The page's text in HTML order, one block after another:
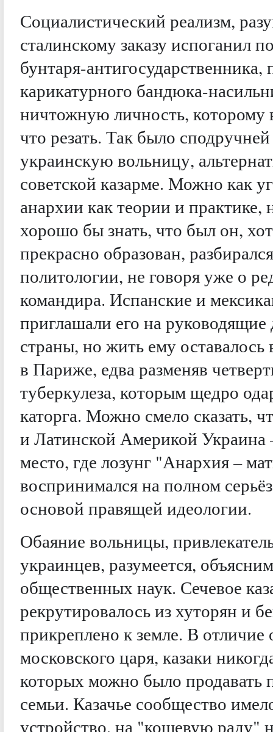
Социалистический реализм,
сталинскому заказу испоганил
бунтаря-антигосударственника,
карикатурного бандюка-
ничтожную личность, которому
что резать. Так было
украинскую вольницу,
советской казарме. Можно как
анархии как теории и
хорошо бы знать, что был он,
прекрасно образован,
политологии, не говоря уже о
командира. Испанские и
приглашали его на
страны, но жить ему оставалось
в Париже, едва разменяв
туберкулеза, которым щедро
каторга. Можно смело сказать,
и Латинской Америкой Украина
место, где лозунг "Анархия –
воспринимался на полном
основой правящей идеологии.
Обаяние вольницы,
украинцев, разумеется,
общественных наук. Сечевое
рекрутировалось из хуторян и
прикреплено к земле. В
московского царя, казаки
которых можно было продавать
семьи. Казачье сообщество
устройство, на "кошевую раду"